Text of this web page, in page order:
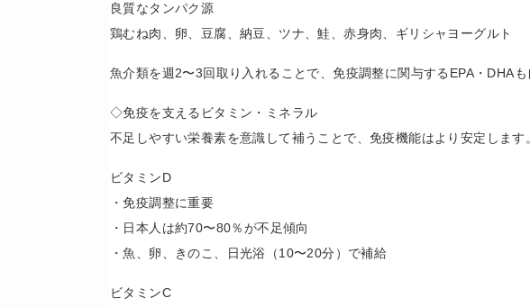
良質なタンパク源
鶏むね肉、卵、豆腐、納豆、ツナ、鮭、赤身肉、ギリシャヨーグルト
魚介類を週2〜3回取り入れることで、免疫調整に関与するEPA・DHAも
◇免疫を支えるビタミン・ミネラル
不足しやすい栄養素を意識して補うことで、免疫機能はより安定します
ビタミンD
・免疫調整に重要
・日本人は約70〜80％が不足傾向
・魚、卵、きのこ、日光浴（10〜20分）で補給
ビタミンC